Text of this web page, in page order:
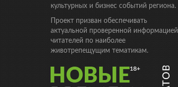
культурных и бизнес событий региона.
Проект призван обеспечивать
актуальной проверенной информацией
читателей по наиболее
животрепещущим тематикам.